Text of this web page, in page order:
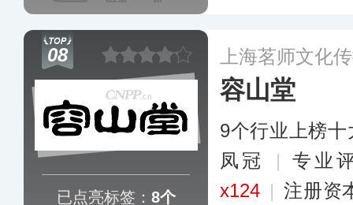
08
已点亮标签： 8个
上海茗师文化
容山堂
9个行业上榜十
凤冠
|
专业
x124 | 注册资